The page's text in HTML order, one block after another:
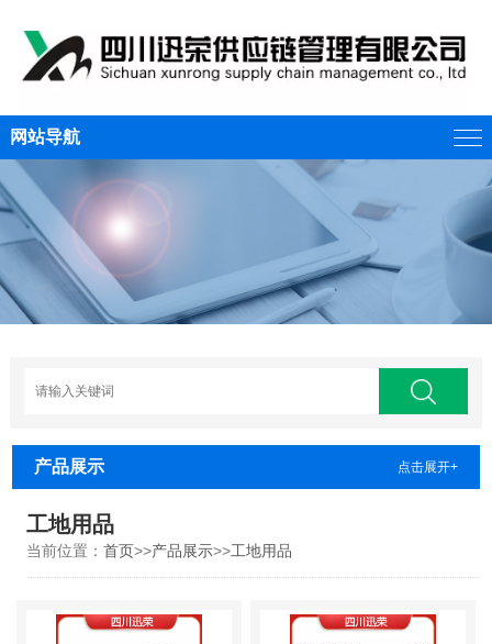
网站导航
产品展示 点击展开+
工地用品
当前位置： 首页>>产品展示>>工地用品